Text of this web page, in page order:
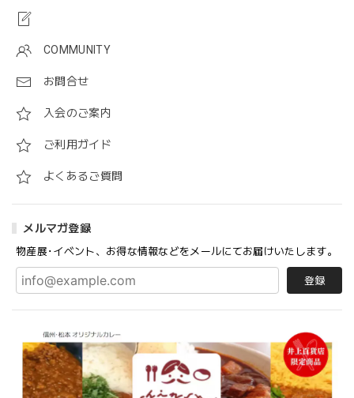
COMMUNITY
お問合せ
入会のご案内
ご利用ガイド
よくあるご質問
メルマガ登録
物産展･イベント、お得な情報などをメールにてお届けいたします。
登録